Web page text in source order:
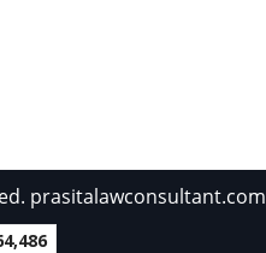
prasitalawconsultant.com